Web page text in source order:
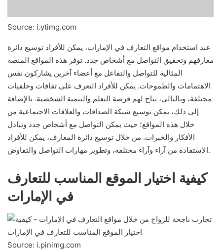
Source: i.ytimg.com
عند استخدام مواقع التعارف في الإمارات، يمكن للأفراد توسيع دائرة
معارفهم وتحقيق التواصل مع أشخاص جدد. توفر هذه المواقع المنصة
المثالية للتواصل والتفاعل مع أعضاء آخرين يشاركون نفس
الاهتمامات والطموحات. يمكن للأفراد التعرف على ثقافات وخلفيات
مختلفة، وبالتالي، يتاح لهم فرصة التعلم والتنمية الشخصية. بالإضافة
إلى ذلك، يمكن توسيع شبكة الصداقات والعلاقات الاجتماعية من
خلال هذه المواقع؛ حيث يمكن التواصل مع أشخاص جدد وتبادل
الأفكار والخبرات. من خلال توسيع دائرة المعارف، يمكن للأفراد
الاستفادة من آراء وآراء مختلفة، وتطوير مهارات التواصل والتفاوض.
كيفية اختيار الموقع المناسب للتعارف
في الإمارات
Source: i.pinimg.com